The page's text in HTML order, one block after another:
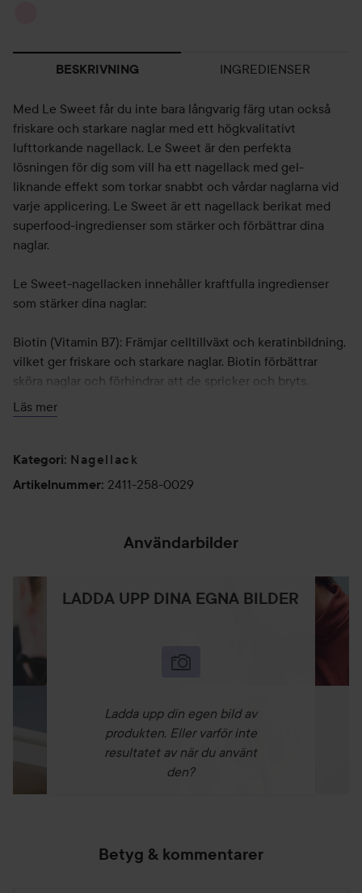
BESKRIVNING INGREDIENSER
Med Le Sweet får du inte bara långvarig färg utan också
friskare och starkare naglar med ett högkvalitativt
lufttorkande nagellack. Le Sweet är den perfekta
lösningen för dig som vill ha ett nagellack med gel-
liknande effekt som torkar snabbt och vårdar naglarna vid
varje applicering. Le Sweet är ett nagellack berikat med
superfood-ingredienser som stärker och förbättrar dina
naglar.
Le Sweet-nagellacken innehåller kraftfulla ingredienser
som stärker dina naglar:
Biotin (Vitamin B7): Främjar celltillväxt och keratinbildning,
vilket ger friskare och starkare naglar. Biotin förbättrar
sköra naglar och förhindrar att de spricker och bryts.
Spenat: Fullpackad med viktiga vitaminer som A, C och K
samt mineraler som järn och magnesium som hjälper till att
Avokado: En utmärkt källa till näringsämnen som
magnesium, kalium och kalcium. Avokado är också rik på
skador orsakade av fria radikaler. Blåbär innehåller också
Le Sweet är 85 % växtbaserat och en del av Le Mini
Macarons kollektion av lufttorkande nagellack som inte
till att de inte bara ser fantastiska ut utan också får den
vård de behöver vid varje applicering.
Steg 1: Förbered naglarna
- Ta bort gammalt nagellack och skjut försiktigt tillbaka
orenheter. Vi rekommenderar Le Mini Macarons Nail
Läs mer
Kategori: Nagellack
Artikelnummer: 2411-258-0029
Användarbilder
LADDA UPP DINA EGNA BILDER
Ladda upp din egen bild av
produkten. Eller varför inte
resultatet av när du använt
den?
Betyg & kommentarer